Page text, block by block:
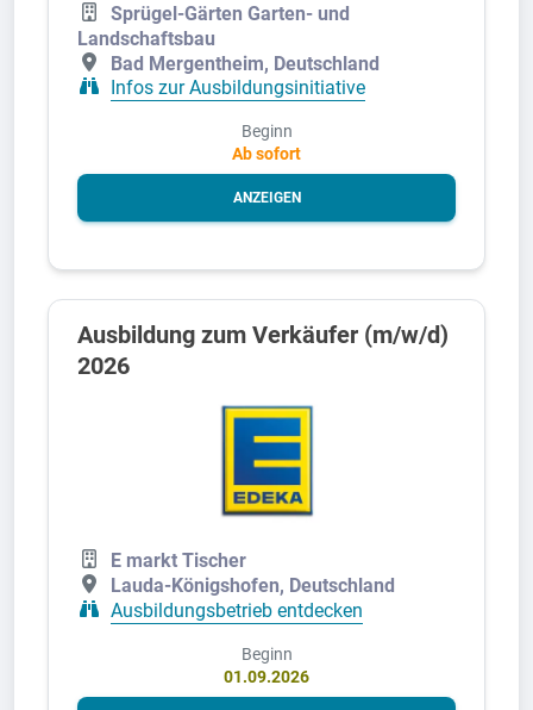
Sprügel-Gärten Garten- und
Landschaftsbau
Bad Mergentheim, Deutschland
Infos zur Ausbildungsinitiative
Beginn
Ab sofort
ANZEIGEN
Ausbildung zum Verkäufer (m/w/d)
2026
E markt Tischer
Lauda-Königshofen, Deutschland
Ausbildungsbetrieb entdecken
Beginn
01.09.2026